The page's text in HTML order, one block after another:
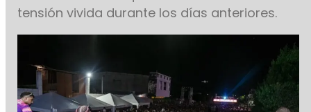
tensión vivida durante los días anteriores.